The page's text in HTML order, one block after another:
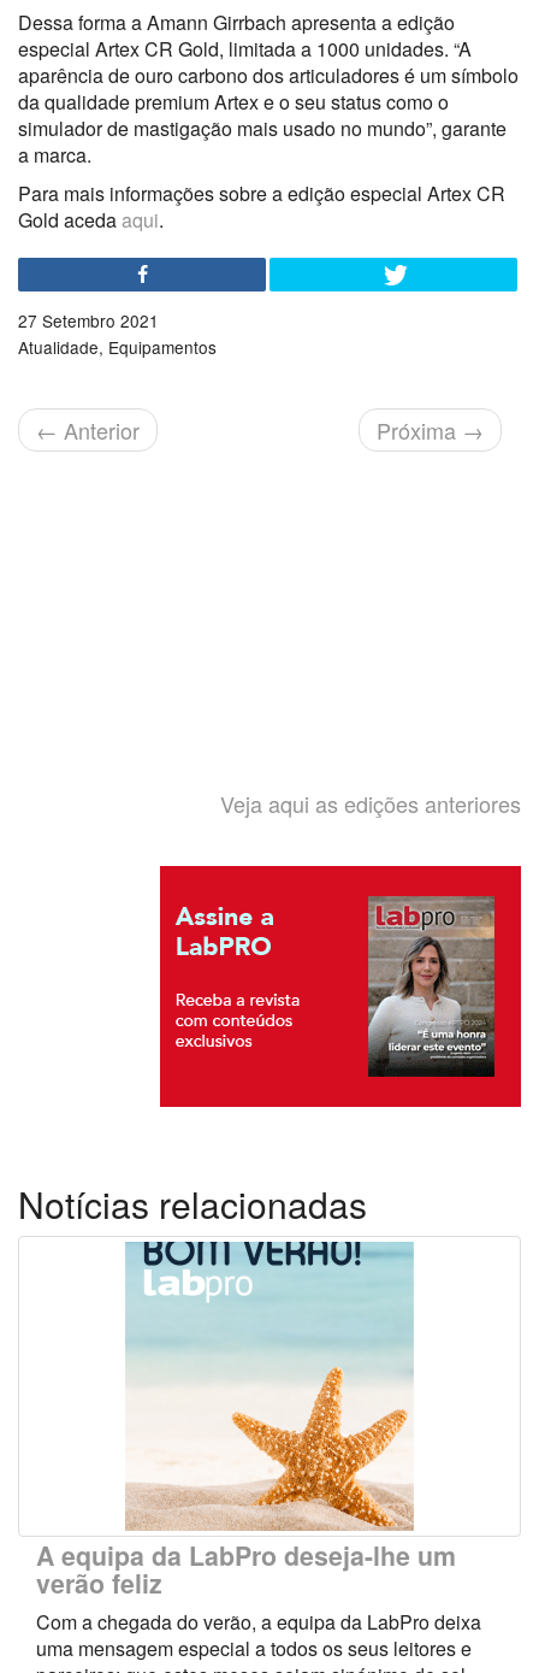
Dessa forma a Amann Girrbach apresenta a edição
especial Artex CR Gold, limitada a 1000 unidades. “A
aparência de ouro carbono dos articuladores é um símbolo
da qualidade premium Artex e o seu status como o
simulador de mastigação mais usado no mundo”, garante
a marca.
Para mais informações sobre a edição especial Artex CR
Gold acedaaqui.
27 Setembro 2021
Atualidade Equipamentos
← Anterior Próxima →
Veja aqui as edições anteriores
Notícias relacionadas
A equipa da LabPro deseja-lhe um
verão feliz
Com a chegada do verão, a equipa da LabPro deixa
uma mensagem especial a todos os seus leitores e